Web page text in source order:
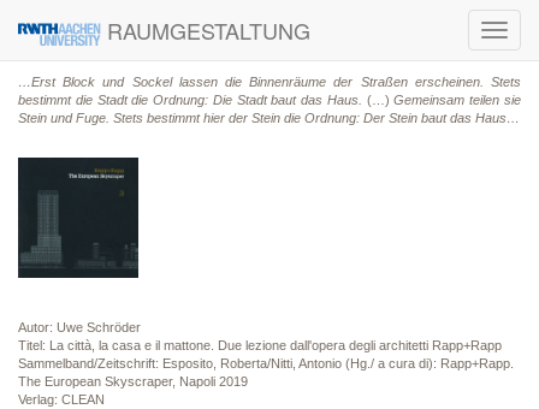
RAUMGESTALTUNG
…Erst Block und Sockel lassen die Binnenräume der Straßen erscheinen. Stets
bestimmt die Stadt die Ordnung: Die Stadt baut das Haus. (…)Gemeinsam teilen sie
Stein und Fuge. Stets bestimmt hier der Stein die Ordnung: Der Stein baut das Haus…
Autor: Uwe Schröder
Titel: La città, la casa e il mattone. Due lezione dall'opera degli architetti Rapp+Rapp
Sammelband/Zeitschrift: Esposito, Roberta/Nitti, Antonio (Hg./ a cura di): Rapp+Rapp.
The European Skyscraper, Napoli 2019
Verlag: CLEAN